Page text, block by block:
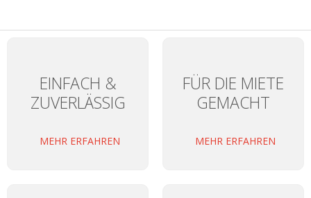
EINFACH &
ZUVERLÄSSIG
MEHR ERFAHREN
FÜR DIE MIETE
GEMACHT
MEHR ERFAHREN